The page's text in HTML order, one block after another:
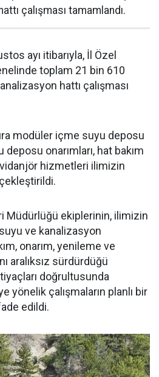
çalışması tamamlandı.
ayı itibarıyla, İl Özel
toplam 21 bin 610
hattı çalışması
modüler içme suyu deposu
onarımları, hat bakım
vidanjör hizmetleri ilimizin
Müdürlüğü ekiplerinin, ilimizin
ve kanalizasyon
onarım, yenileme ve
aralıksız sürdürdüğü
doğrultusunda
yönelik çalışmaların planlı bir
edildi.